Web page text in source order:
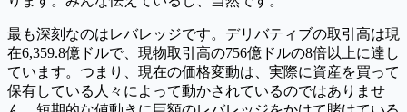
最も深刻なのはレバレッジです。デリバティブの取引高は現
在6,359.8億ドルで、現物取引高の756億ドルの8倍以上に達し
ています。つまり、現在の価格変動は、実際に資産を買って
保有している人々によって動かされているのではありませ